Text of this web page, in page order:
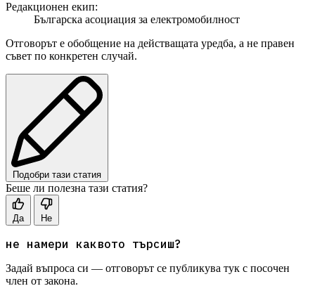
Редакционен екип:
Българска асоциация за електромобилност
Отговорът е обобщение на действащата уредба, а не правен
съвет по конкретен случай.
Подобри тази статия
Беше ли полезна тази статия?
Да Не
не намери каквото търсиш?
Задай въпроса си — отговорът се публикува тук с посочен
член от закона.